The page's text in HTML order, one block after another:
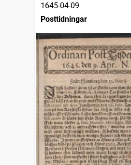
1645-04-09
Posttidningar